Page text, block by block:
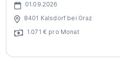
01.09.2026
8401 Kalsdorf bei Graz
1.071 € pro Monat